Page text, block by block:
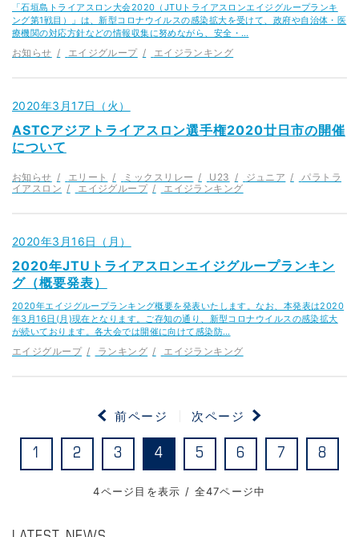
「石垣島トライアスロン大会2020（JTUトライアスロンエイジグループランキ
ング第1戦目）」は、新型コロナウイルスの感染拡大を受けて、政府や自治体・医
療機関の対応方針などの情報収集に努めながら、安全・…
お知らせ エイジグループ エイジランキング
2020年3月17日（火）
ASTCアジアトライアスロン選手権2020廿日市の開催
について
お知らせ エリート ミックスリレー U23 ジュニア
パラトラ
イアスロン
エイジグループ エイジランキング
2020年3月16日（月）
2020年JTUトライアスロンエイジグループランキン
グ（概要発表）
2020年エイジグループランキング概要を発表いたします。なお、本発表は2020
年3月16日(月)現在となります。ご存知の通り、新型コロナウイルスの感染拡大
が続いております。各大会では開催に向けて感染防…
エイジグループ ランキング エイジランキング
4ページ目を表示 / 全47ページ中
前ページ
1 2 3 4 5 6 7 8
次ページ